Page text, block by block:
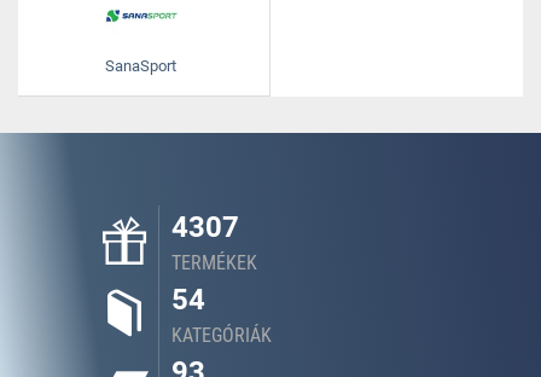
SanaSport
4307
TERMÉKEK
54
KATEGÓRIÁK